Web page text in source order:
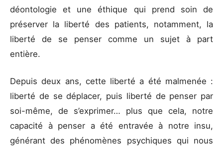
déontologie et une éthique qui prend soin de
préserver la liberté des patients, notamment, la
liberté de se penser comme un sujet à part
entière.
Depuis deux ans, cette liberté a été malmenée :
liberté de se déplacer, puis liberté de penser par
soi-même, de s’exprimer… plus que cela, notre
capacité à penser a été entravée à notre insu,
générant des phénomènes psychiques qui nous